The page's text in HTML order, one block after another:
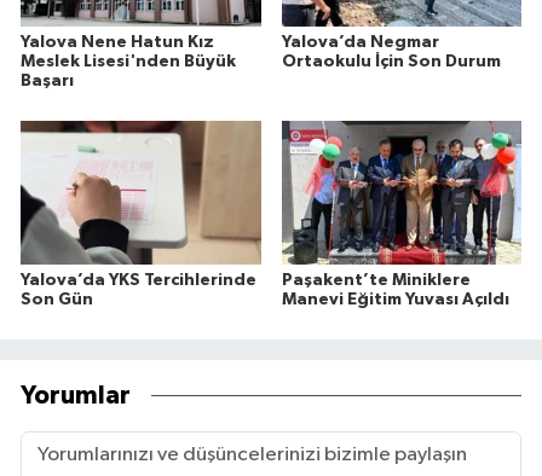
Yalova Nene Hatun Kız
Meslek Lisesi'nden Büyük
Başarı
Yalova’da Negmar
Ortaokulu İçin Son Durum
Yalova’da YKS Tercihlerinde
Son Gün
Paşakent’te Miniklere
Manevi Eğitim Yuvası Açıldı
Yorumlar